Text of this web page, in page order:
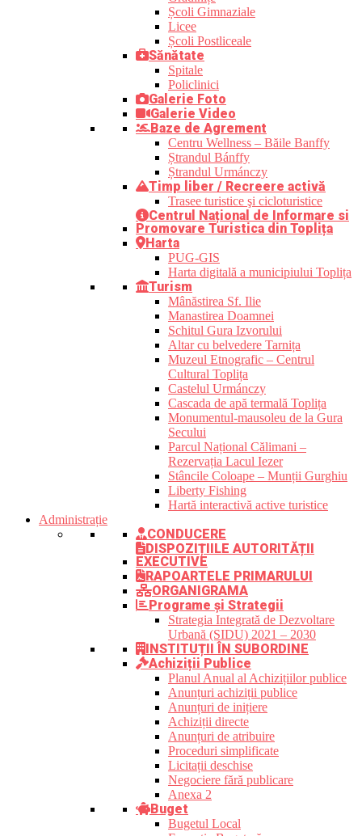
Școli Gimnaziale
Licee
Școli Postliceale
Sănătate
Spitale
Policlinici
Galerie Foto
Galerie Video
Baze de Agrement
Centru Wellness – Băile Banffy
Ștrandul Bánffy
Ștrandul Urmánczy
Timp liber / Recreere activă
Trasee turistice şi cicloturistice
Centrul Național de Informare si
Promovare Turistica din Toplița
Harta
PUG-GIS
Harta digitală a municipiului Toplița
Turism
Mânăstirea Sf. Ilie
Manastirea Doamnei
Schitul Gura Izvorului
Altar cu belvedere Tarnița
Muzeul Etnografic – Centrul
Cultural Toplița
Castelul Urmánczy
Cascada de apă termală Toplița
Monumentul-mausoleu de la Gura
Secului
Parcul Național Călimani –
Rezervația Lacul Iezer
Stâncile Coloape – Munții Gurghiu
Liberty Fishing
Hartă interactivă active turistice
Administrație
CONDUCERE
DISPOZIȚIILE AUTORITĂȚII
EXECUTIVE
RAPOARTELE PRIMARULUI
ORGANIGRAMA
Programe și Strategii
Strategia Integrată de Dezvoltare
Urbană (SIDU) 2021 – 2030
INSTITUȚII ÎN SUBORDINE
Achiziții Publice
Planul Anual al Achizițiilor publice
Anunțuri achiziții publice
Anunțuri de inițiere
Achiziții directe
Anunțuri de atribuire
Proceduri simplificate
Licitații deschise
Negociere fără publicare
Anexa 2
Buget
Bugetul Local